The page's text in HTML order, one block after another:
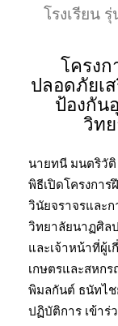
โรงเรียน
โครง
ปลอดภัยเ
ป้องกัน
วิท
นายทนี มนตริวัติ
พิธีเปิดโครงกา
วินัยจราจรและก
วิทยาลัยนาฏศิล
และเจ้าหน้าที่ผู้
เกษตรและสหก
พิมลกันต์ ธนัทไช
ปฏิบัติการ เข้าร่